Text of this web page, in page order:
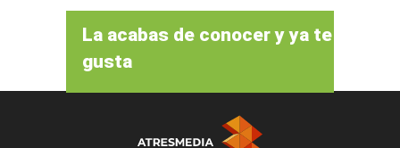
La acabas de conocer y ya te
gusta